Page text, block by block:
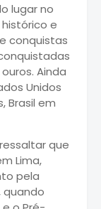
lugar no
e
conquistas
Ainda
Unidos
Brasil em
que
Lima,
pela
quando